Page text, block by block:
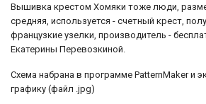
Вышивка крестом Хомяки тоже люди,
средняя, используется - счетный крест,
французкие узелки, производитель -
Екатерины Перевозкиной.
Схема набрана в программе PatternMaker и
графику (файл .jpg)